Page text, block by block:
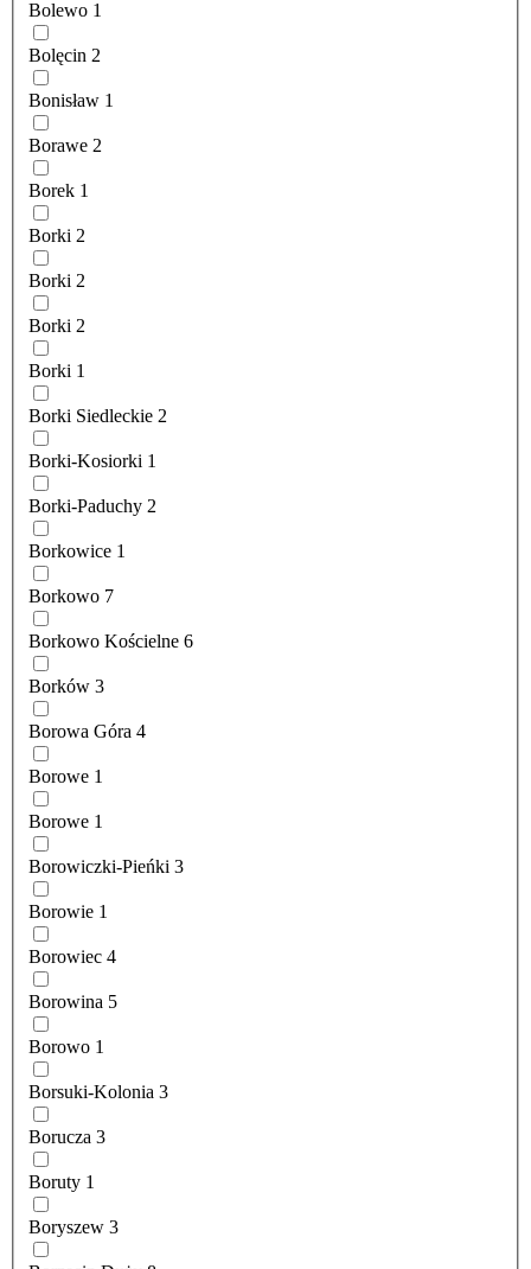
Bolewo 1
Bolęcin 2
Bonisław 1
Borawe 2
Borek 1
Borki 2
Borki 2
Borki 2
Borki 1
Borki Siedleckie 2
Borki-Kosiorki 1
Borki-Paduchy 2
Borkowice 1
Borkowo 7
Borkowo Kościelne 6
Borków 3
Borowa Góra 4
Borowe 1
Borowe 1
Borowiczki-Pieńki 3
Borowie 1
Borowiec 4
Borowina 5
Borowo 1
Borsuki-Kolonia 3
Borucza 3
Boruty 1
Boryszew 3